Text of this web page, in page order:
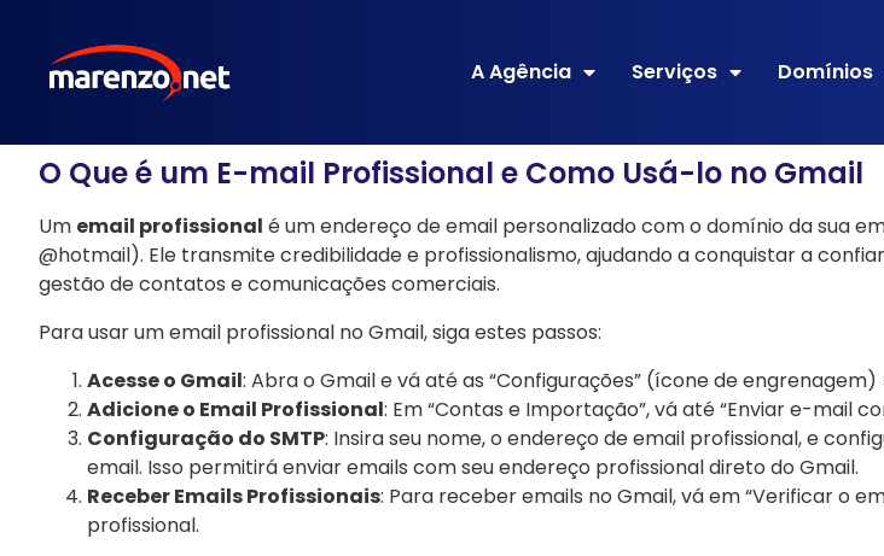
A Agência Serviços Domínios
O Que é um E-mail Profissional e Como Usá-lo no Gmail
Um email profissional é um endereço de email personalizado com o domínio da sua
@hotmail). Ele transmite credibilidade e profissionalismo, ajudando a conquistar a
gestão de contatos e comunicações comerciais.
Para usar um email profissional no Gmail, siga estes passos:
Acesse o Gmail: Abra o Gmail e vá até as “Configurações” (ícone de engrenagem)
Adicione o Email Profissional: Em “Contas e Importação”, vá até “Enviar e-mail
Configuração do SMTP: Insira seu nome, o endereço de email profissional, e
email. Isso permitirá enviar emails com seu endereço profissional direto do Gmail.
Receber Emails Profissionais: Para receber emails no Gmail, vá em “Verificar o
profissional.